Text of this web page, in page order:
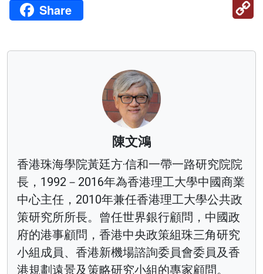
Share
陳文鴻
香港珠海學院黃廷方·信和一帶一路研究院院
長，1992－2016年為香港理工大學中國商業
中心主任，2010年兼任香港理工大學公共政
策研究所所長。曾任世界銀行顧問，中國政
府的港事顧問，香港中央政策組珠三角研究
小組成員、香港新機場諮詢委員會委員及香
港規劃遠景及策略研究小組的專家顧問。